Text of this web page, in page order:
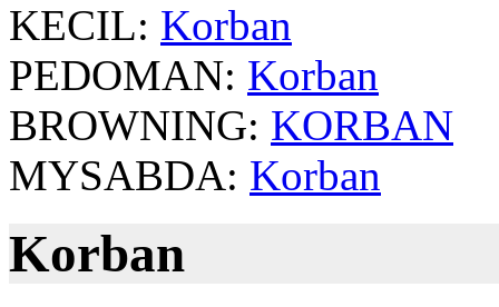
KECIL: Korban
PEDOMAN: Korban
BROWNING: KORBAN
MYSABDA: Korban
Korban